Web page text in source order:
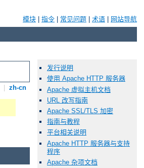
模块 指令 常见问题 术语 网站导航
zh-cn
发行说明
使用 Apache HTTP 服务器
Apache 虚拟主机文档
URL 改写指南
Apache SSL/TLS 加密
指南与教程
平台相关说明
Apache HTTP 服务器与支持
程序
Apache 杂项文档